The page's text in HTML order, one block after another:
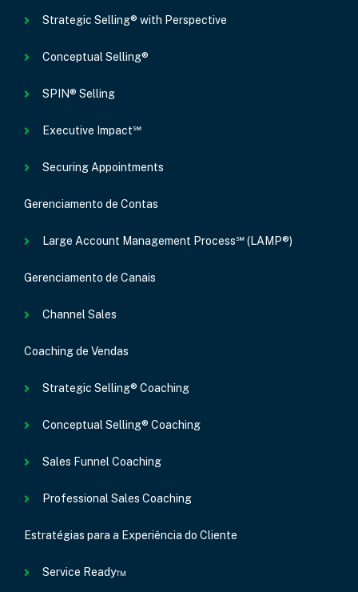
Strategic Selling® with Perspective
Conceptual Selling®
SPIN® Selling
Executive Impact℠
Securing Appointments
Gerenciamento de Contas
Large Account Management Process℠ (LAMP®)
Gerenciamento de Canais
Channel Sales
Coaching de Vendas
Strategic Selling® Coaching
Conceptual Selling® Coaching
Sales Funnel Coaching
Professional Sales Coaching
Estratégias para a Experiência do Cliente
Service Ready™